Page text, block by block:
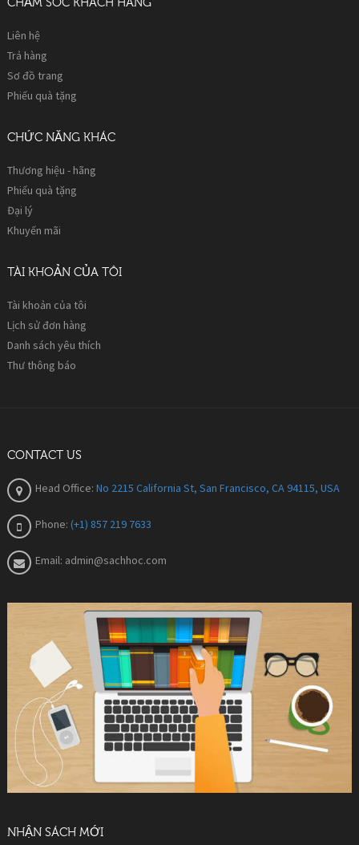
Liên hệ
Trả hàng
Sơ đồ trang
Phiếu quà tặng
CHỨC NĂNG KHÁC
Thương hiệu - hãng
Phiếu quà tặng
Đại lý
Khuyến mãi
TÀI KHOẢN CỦA TÔI
Tài khoản của tôi
Lịch sử đơn hàng
Danh sách yêu thích
Thư thông báo
CONTACT US
Head Office: No 2215 California St, San Francisco, CA 94115, USA
Phone: (+1) 857 219 7633
Email: admin@sachhoc.com
NHẬN SÁCH MỚI